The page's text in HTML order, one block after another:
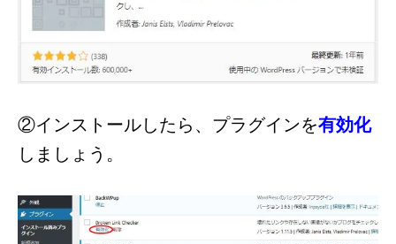
②インストールしたら、プラグインを有効化
しましょう。